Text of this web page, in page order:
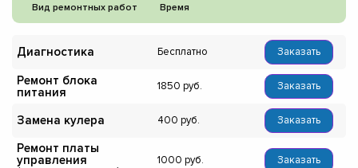
Вид ремонтных работ Время
Диагностика Бесплатно Заказать
Ремонт блока
питания
1850 Заказать
Замена кулера 400 Заказать
Ремонт платы
управления
1000 Заказать